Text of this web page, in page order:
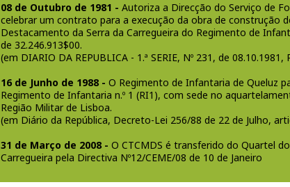
08 de Outubro de 1981 - Autoriza a Direcção do Serviço de
celebrar um contrato para a execução da obra de construção
Destacamento da Serra da Carregueira do Regimento de
de 32.246.913$00.
(em DIARIO DA REPUBLICA - 1.ª SERIE, Nº 231, de
16 de Junho de 1988 - O Regimento de Infantaria de Queluz
Regimento de Infantaria n.º 1 (RI1), com sede no
Região Militar de Lisboa.
(em Diário da República, Decreto-Lei 256/88 de 22 de Julho,
31 de Março de 2008 - O CTCMDS é transferido do Quartel
Carregueira pela Directiva Nº12/CEME/08 de 10 de Janeiro